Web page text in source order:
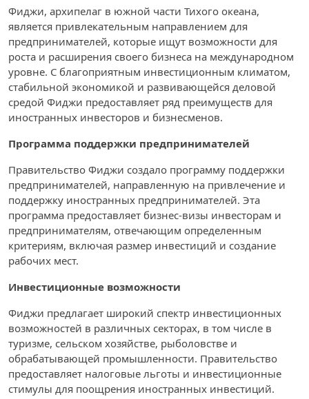
Фиджи, архипелаг в южной части Тихого океана,
является привлекательным направлением для
предпринимателей, которые ищут возможности для
роста и расширения своего бизнеса на международном
уровне. С благоприятным инвестиционным климатом,
стабильной экономикой и развивающейся деловой
средой Фиджи предоставляет ряд преимуществ для
иностранных инвесторов и бизнесменов.
Программа поддержки предпринимателей
Правительство Фиджи создало программу поддержки
предпринимателей, направленную на привлечение и
поддержку иностранных предпринимателей. Эта
программа предоставляет бизнес-визы инвесторам и
предпринимателям, отвечающим определенным
критериям, включая размер инвестиций и создание
рабочих мест.
Инвестиционные возможности
Фиджи предлагает широкий спектр инвестиционных
возможностей в различных секторах, в том числе в
туризме, сельском хозяйстве, рыболовстве и
обрабатывающей промышленности. Правительство
предоставляет налоговые льготы и инвестиционные
стимулы для поощрения иностранных инвестиций.